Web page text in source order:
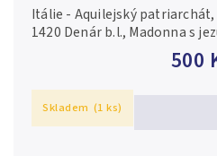
500
Itálie - Aquilejský patriarchát,
1420 Denár b.l., Madonna s
Znak vévodů z Teck, opis.
Skladem (1 ks)